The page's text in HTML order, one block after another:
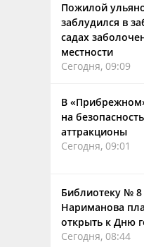
Пожилой
заблудился в
садах
местности
Сегодня, 09:09
В
на безопасность
аттракционы
Сегодня, 09:01
Библиотеку № 8
Нариманова
открыть к Дню
Сегодня, 08:44